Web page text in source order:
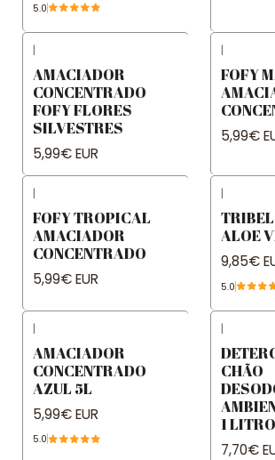
5.0
|
AMACIADOR
CONCENTRADO
FOFY FLORES
SILVESTRES
5,99€ EUR
|
FOFY
5,99€
|
FOFY TROPICAL
AMACIADOR
CONCENTRADO
5,99€ EUR
|
ALOE
9,85€
5.0
|
AMACIADOR
CONCENTRADO
AZUL 5L
5,99€ EUR
5.0
|
CHÃO
1 LITRO
7,70€